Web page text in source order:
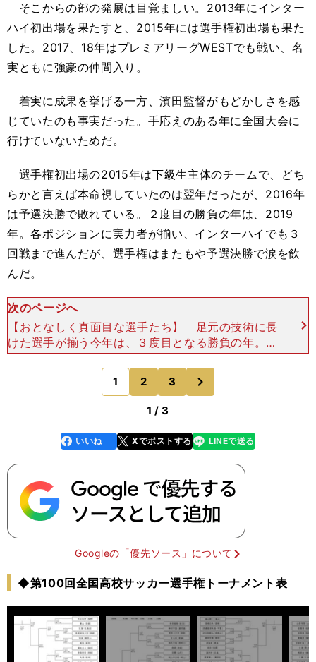
そこからの部の発展は目覚ましい。2013年にインター
ハイ初出場を果たすと、2015年には選手権初出場も果た
した。2017、18年はプレミアリーグWESTでも戦い、名
実ともに強豪の仲間入り。
着実に成果を挙げる一方、濱田監督がもどかしさを感
じていたのも事実だった。手応えのある年に全国大会に
行けていないためだ。
選手権初出場の2015年は下級生主体のチームで、どち
らかと言えば本命視していたのは翌年だったが、2016年
は予選決勝で敗れている。２度目の勝負の年は、2019
年。各ポジションに実力者が揃い、インターハイでも３
回戦まで進んだが、選手権はまたもや予選決勝で涙を飲
んだ。
次のページへ
【おとなしく真面目な選手たち】 足元の技術に長
けた選手が揃う今年は、３度目となる勝負の年。新
チーム発足当初に、「うまいチームではなく、強い
チームになってほしい」と話していたのも、選手の
質に手応えを感
1 2 3
1 / 3
faceboo
k
いいね Xでポストする
line LINEで送る
Googleの「優先ソース」について
◆第100回全国高校サッカー選手権トーナメント表